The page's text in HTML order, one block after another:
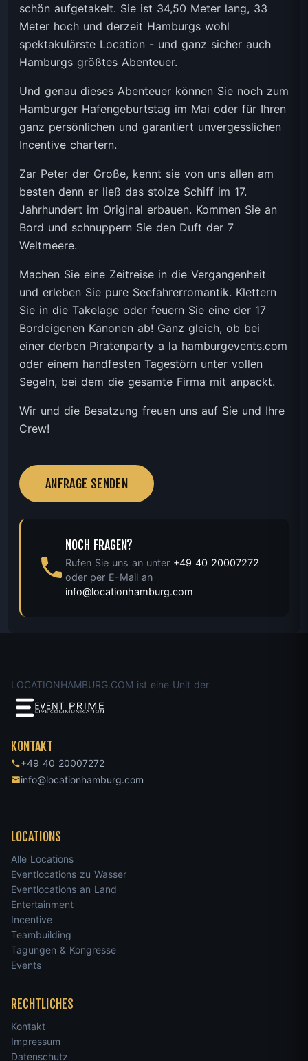
schön aufgetakelt. Sie ist 34,50 Meter lang, 33
Meter hoch und derzeit Hamburgs wohl
spektakulärste Location - und ganz sicher auch
Hamburgs größtes Abenteuer.
Und genau dieses Abenteuer können Sie noch zum
Hamburger Hafengeburtstag im Mai oder für Ihren
ganz persönlichen und garantiert unvergesslichen
Incentive chartern.
Zar Peter der Große, kennt sie von uns allen am
besten denn er ließ das stolze Schiff im 17.
Jahrhundert im Original erbauen. Kommen Sie an
Bord und schnuppern Sie den Duft der 7
Weltmeere.
Machen Sie eine Zeitreise in die Vergangenheit
und erleben Sie pure Seefahrerromantik. Klettern
Sie in die Takelage oder feuern Sie eine der 17
Bordeigenen Kanonen ab! Ganz gleich, ob bei
einer derben Piratenparty a la hamburgevents.com
oder einem handfesten Tagestörn unter vollen
Segeln, bei dem die gesamte Firma mit anpackt.
Wir und die Besatzung freuen uns auf Sie und Ihre
Crew!
ANFRAGE SENDEN
NOCH FRAGEN?
Rufen Sie uns an unter +49 40 20007272
oder per E-Mail an
info@locationhamburg.com
LOCATIONHAMBURG.COM ist eine Unit der
KONTAKT
+49 40 20007272
info@locationhamburg.com
LOCATIONS
Alle Locations
Eventlocations zu Wasser
Eventlocations an Land
Entertainment
Incentive
Teambuilding
Tagungen & Kongresse
Events
RECHTLICHES
Kontakt
Impressum
Datenschutz